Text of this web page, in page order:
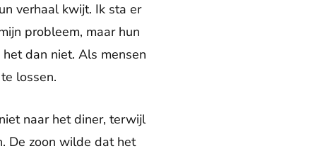
verhaal kwijt. Ik sta er
probleem, maar hun
dan niet. Als mensen
lossen.
naar het diner, terwijl
De zoon wilde dat het